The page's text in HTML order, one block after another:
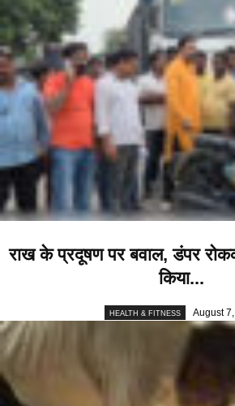
राख के प्रदूषण पर बवाल, डंपर
किया...
HEALTH & FITNESS August